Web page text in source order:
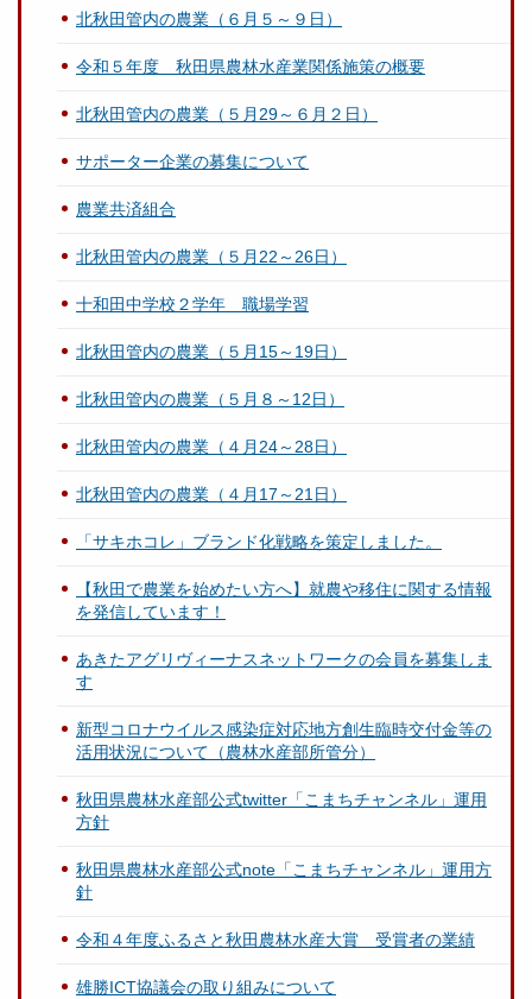
北秋田管内の農業（６月５～９日）
令和５年度 秋田県農林水産業関係施策の概要
北秋田管内の農業（５月29～６月２日）
サポーター企業の募集について
農業共済組合
北秋田管内の農業（５月22～26日）
十和田中学校２学年 職場学習
北秋田管内の農業（５月15～19日）
北秋田管内の農業（５月８～12日）
北秋田管内の農業（４月24～28日）
北秋田管内の農業（４月17～21日）
「サキホコレ」ブランド化戦略を策定しました。
【秋田で農業を始めたい方へ】就農や移住に関する情報
を発信しています！
あきたアグリヴィーナスネットワークの会員を募集しま
す
新型コロナウイルス感染症対応地方創生臨時交付金等の
活用状況について（農林水産部所管分）
秋田県農林水産部公式twitter「こまちチャンネル」運用
方針
秋田県農林水産部公式note「こまちチャンネル」運用方
針
令和４年度ふるさと秋田農林水産大賞 受賞者の業績
雄勝ICT協議会の取り組みについて